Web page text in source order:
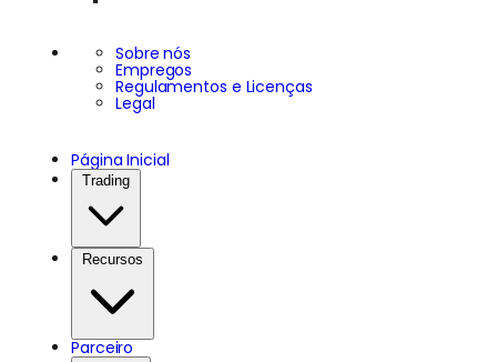
Sobre nós
Empregos
Regulamentos e Licenças
Legal
Página Inicial
Trading
Recursos
Parceiro